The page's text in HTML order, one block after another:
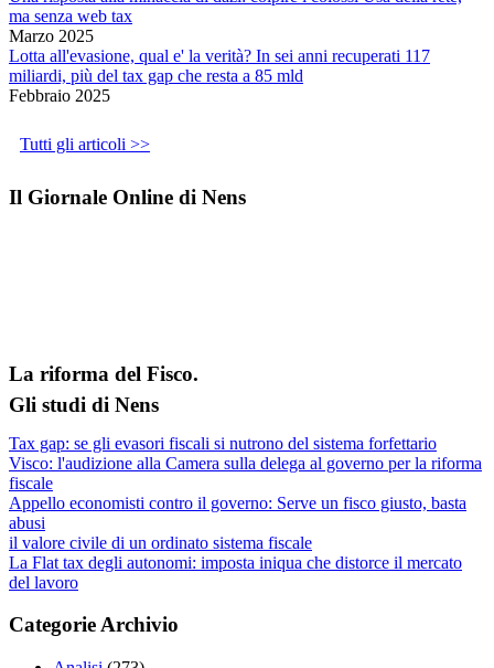
ma senza web tax
Marzo 2025
Lotta all'evasione, qual e' la verità? In sei anni recuperati 117
miliardi, più del tax gap che resta a 85 mld
Febbraio 2025
Tutti gli articoli >>
Il Giornale Online di Nens
La riforma del Fisco.
Gli studi di Nens
Tax gap: se gli evasori fiscali si nutrono del sistema forfettario
Visco: l'audizione alla Camera sulla delega al governo per la riforma
fiscale
Appello economisti contro il governo: Serve un fisco giusto, basta
abusi
il valore civile di un ordinato sistema fiscale
La Flat tax degli autonomi: imposta iniqua che distorce il mercato
del lavoro
Categorie Archivio